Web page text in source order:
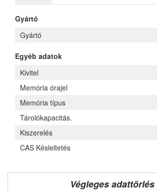
Gyártó
Gyártó
Egyéb adatok
Kivitel
Memória órajel
Memória típus
Tárolókapacitás.
Kiszerelés
CAS Késleltetés
Végleges adattörlés